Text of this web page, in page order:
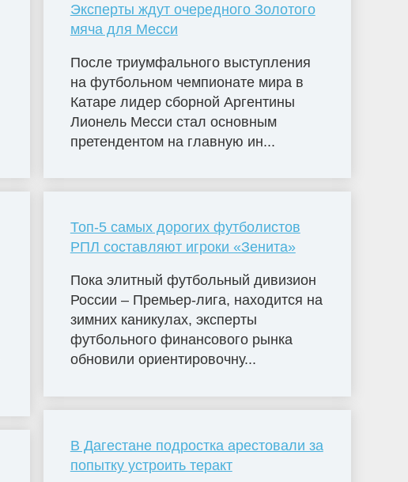
Эксперты ждут очередного Золотого
мяча для Месси
После триумфального выступления
на футбольном чемпионате мира в
Катаре лидер сборной Аргентины
Лионель Месси стал основным
претендентом на главную ин...
Топ-5 самых дорогих футболистов
РПЛ составляют игроки «Зенита»
Пока элитный футбольный дивизион
России – Премьер-лига, находится на
зимних каникулах, эксперты
футбольного финансового рынка
обновили ориентировочну...
В Дагестане подростка арестовали за
попытку устроить теракт